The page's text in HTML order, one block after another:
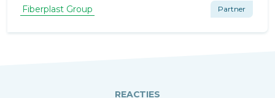
We leveren bouwrubber voor Trilling isolatie,
Looppaden, Ladingszekering en Groen daken.
Fiberplast Group Partner
REACTIES